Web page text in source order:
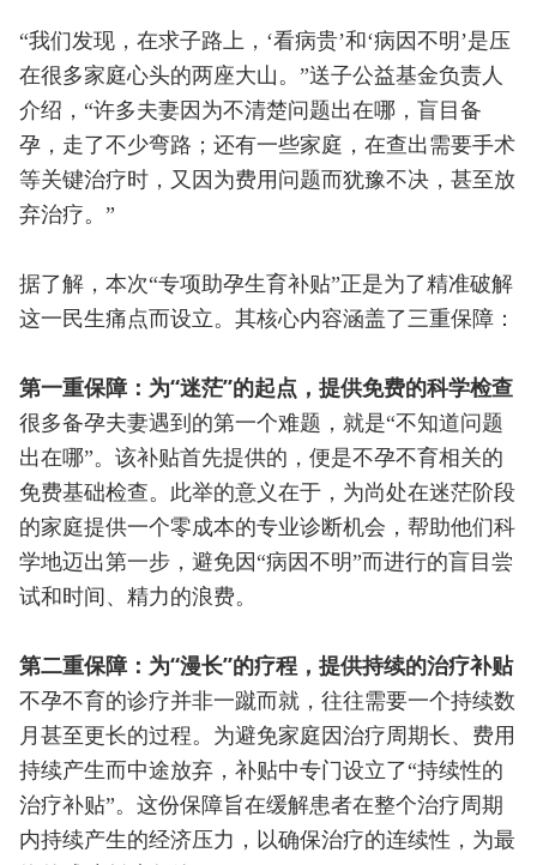
“我们发现，在求子路上，‘看病贵’和‘病因不明’是压
在很多家庭心头的两座大山。”送子公益基金负责人
介绍，“许多夫妻因为不清楚问题出在哪，盲目备
孕，走了不少弯路；还有一些家庭，在查出需要手术
等关键治疗时，又因为费用问题而犹豫不决，甚至放
弃治疗。”
据了解，本次“专项助孕生育补贴”正是为了精准破解
这一民生痛点而设立。其核心内容涵盖了三重保障：
第一重保障：为“迷茫”的起点，提供免费的科学检查
很多备孕夫妻遇到的第一个难题，就是“不知道问题
出在哪”。该补贴首先提供的，便是不孕不育相关的
免费基础检查。此举的意义在于，为尚处在迷茫阶段
的家庭提供一个零成本的专业诊断机会，帮助他们科
学地迈出第一步，避免因“病因不明”而进行的盲目尝
试和时间、精力的浪费。
第二重保障：为“漫长”的疗程，提供持续的治疗补贴
不孕不育的诊疗并非一蹴而就，往往需要一个持续数
月甚至更长的过程。为避免家庭因治疗周期长、费用
持续产生而中途放弃，补贴中专门设立了“持续性的
治疗补贴”。这份保障旨在缓解患者在整个治疗周期
内持续产生的经济压力，以确保治疗的连续性，为最